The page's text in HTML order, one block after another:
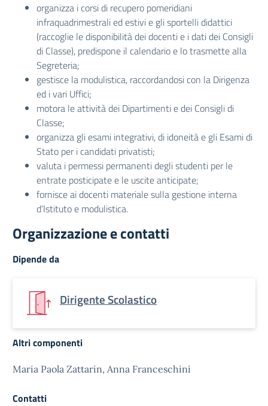
organizza i corsi di recupero pomeridiani
infraquadrimestrali ed estivi e gli sportelli didattici
(raccoglie le disponibilità dei docenti e i dati dei Consigli
di Classe), predispone il calendario e lo trasmette alla
Segreteria;
gestisce la modulistica, raccordandosi con la Dirigenza
ed i vari Uffici;
motora le attività dei Dipartimenti e dei Consigli di
Classe;
organizza gli esami integrativi, di idoneità e gli Esami di
Stato per i candidati privatisti;
valuta i permessi permanenti degli studenti per le
entrate posticipate e le uscite anticipate;
fornisce ai docenti materiale sulla gestione interna
d’Istituto e modulistica.
Organizzazione e contatti
Dipende da
Dirigente Scolastico
Altri componenti
Maria Paola Zattarin, Anna Franceschini
Contatti